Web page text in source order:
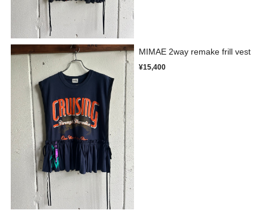
MIMAE 2way remake frill vest
¥15,400